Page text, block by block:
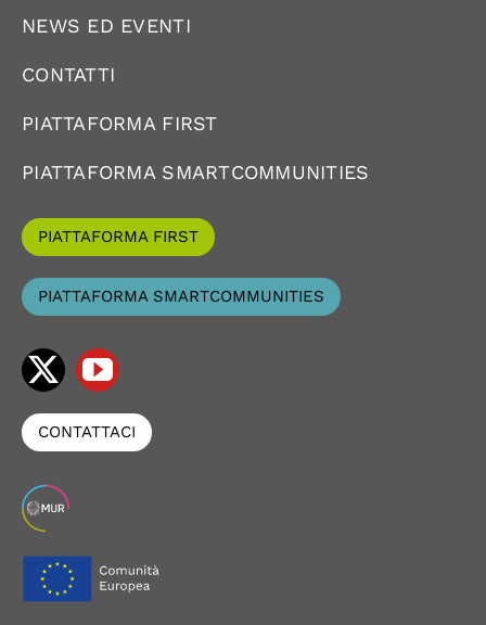
NEWS ED EVENTI
CONTATTI
PIATTAFORMA FIRST
PIATTAFORMA SMARTCOMMUNITIES
PIATTAFORMA FIRST
PIATTAFORMA SMARTCOMMUNITIES
CONTATTACI